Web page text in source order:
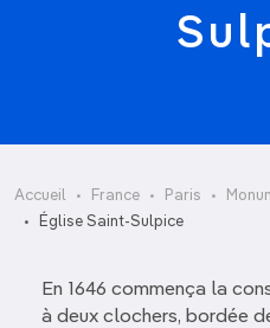
Accueil France Paris
Église Saint-Sulpice
En 1646 commença la
à deux clochers, bordée